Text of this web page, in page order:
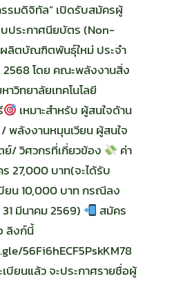
รมดิจิทัล” เปิดรับสมัครผู้
บประกาศนียบัตร (Non-
ผลิตบัณฑิตพันธุ์ใหม่ ประจำ
โดย คณะพลังงานสิ่ง
วิทยาลัยเทคโนโลยี
เหมาะสำหรับ ผู้สนใจด้าน
พลังงานหมุนเวียน ผู้สนใจ
/ วิศวกรที่เกี่ยวข้อง
ค่า
27,000 บาท(จะได้รับ
ยน 10,000 บาท กรณีลง
มีนาคม 2569)
สมัคร
ลิงก์นี้
56Fi6hECF5PskKM78
บียนแล้ว จะประกาศรายชื่อผู้